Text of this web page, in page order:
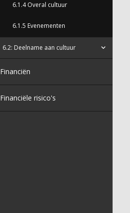
6.1.4 Overal cultuur
6.1.5 Evenementen
6.2: Deelname aan cultuur
Financiën
Financiële risico's